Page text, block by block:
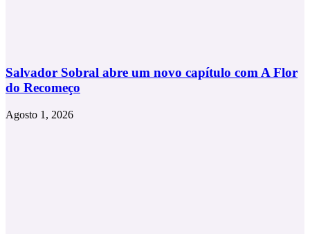
Salvador Sobral abre um novo capítulo com A Flor
do Recomeço
Agosto 1, 2026